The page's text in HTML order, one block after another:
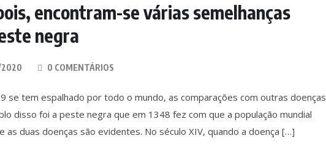
encontram-se várias semelhanças
negra
2020 0 COMENTÁRIOS
se tem espalhado por todo o mundo, as comparações com outras doenças
disso foi a peste negra que em 1348 fez com que a população mundial
as duas doenças são evidentes. No século XIV, quando a doença […]